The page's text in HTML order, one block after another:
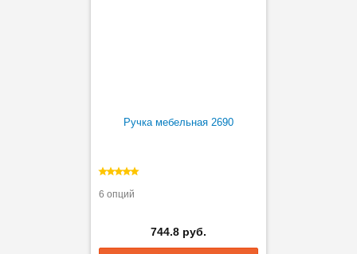
Ручка мебельная 2690
6 опций
744.8 руб.